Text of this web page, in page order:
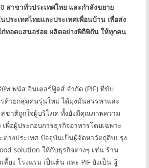
สาขาทั่วประเทศไทย และกำลังขยาย
ประเทศไทยและประเทศเพื่อนบ้าน เพื่อส่ง
ทอดแสนอร่อย ผลิตอย่างพิถีพิถัน ให้ทุกคน
ท พนัส อินเตอร์ฟู๊ดส์ จำกัด (PIF) ที่ขับ
ด้วยกลุ่มคนรุ่นใหม่ ได้มุ่งมั่นสรรหาและ
าติถูกใจผู้บริโภค ทั้งยังมีคุณภาพความ
พื่อผู้ประกอบการธุรกิจอาหารโดยเฉพาะ
ต่างประเทศ ปัจจุบันเป็นผู้จัดหาวัตถุดิบปรุง
solution ให้กับธุรกิจต่างๆ เช่น ร้าน
ลี้ยง โรงแรม เป็นต้น และ PIF ยังเป็น ผู้